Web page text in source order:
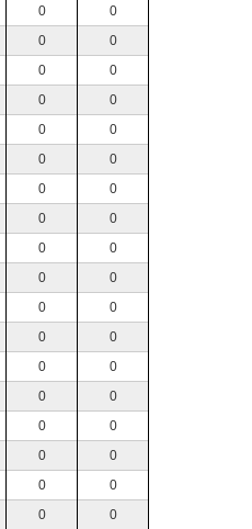
0
0
0
0
0
0
0
0
0
0
0
0
0
0
0
0
0
0
0
0
0
0
0
0
0
0
0
0
0
0
0
0
0
0
0 0